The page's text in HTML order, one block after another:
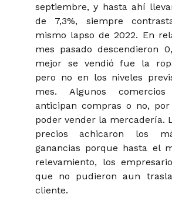
septiembre, y hasta ahí
de 7,3%, siempre
mismo lapso de 2022. En
mes pasado descendieron
mejor se vendió fue la
pero no en los niveles
mes. Algunos
anticipan compras o no,
poder vender la mercadería.
precios achicaron los
ganancias porque hasta el
relevamiento, los
que no pudieron aun
cliente.